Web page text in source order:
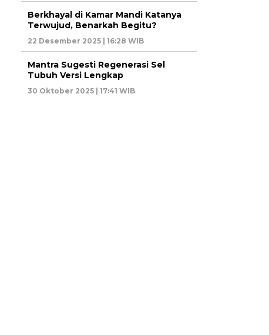
Berkhayal di Kamar Mandi Katanya
Terwujud, Benarkah Begitu?
22 Desember 2025 | 16:28 WIB
Mantra Sugesti Regenerasi Sel
Tubuh Versi Lengkap
30 Oktober 2025 | 17:41 WIB